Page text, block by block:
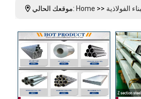
موقعك الحالي: Home >> الفولاذية